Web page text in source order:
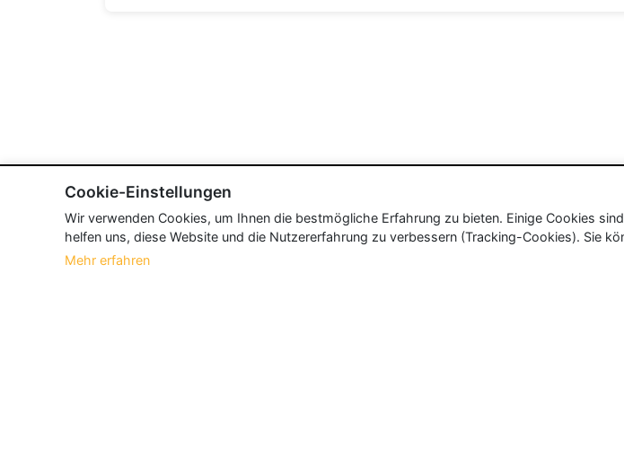
Cookie-Einstellungen
Wir verwenden Cookies, um Ihnen die bestmögliche Erfahrung zu bieten. Einige Cookies
helfen uns, diese Website und die Nutzererfahrung zu verbessern (Tracking-Cookies). Sie
Mehr erfahren